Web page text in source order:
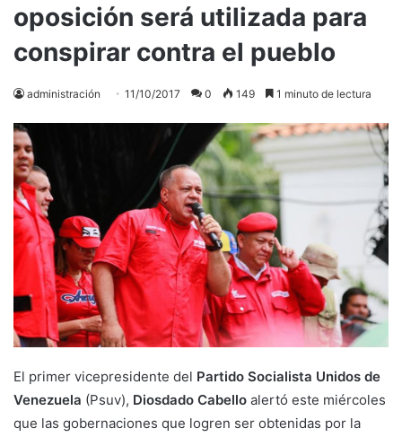
oposición será utilizada para
conspirar contra el pueblo
administración 11/10/2017 0 149 1 minuto de lectura
El primer vicepresidente del Partido Socialista Unidos de
Venezuela (Psuv), Diosdado Cabello alertó este miércoles
que las gobernaciones que logren ser obtenidas por la